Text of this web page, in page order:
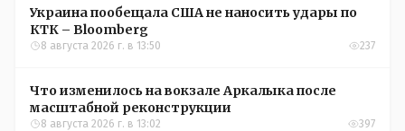
Украина пообещала США не наносить удары по
КТК – Bloomberg
8 августа 2026 г. в 13:50 237
Что изменилось на вокзале Аркалыка после
масштабной реконструкции
8 августа 2026 г. в 13:02 397